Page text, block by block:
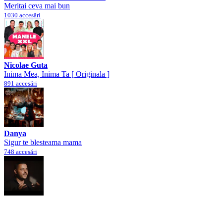
Meritai ceva mai bun
1030 accesări
Nicolae Guta
Inima Mea, Inima Ta [ Originala ]
891 accesări
Danya
Sigur te blesteama mama
748 accesări